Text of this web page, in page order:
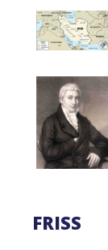
FRISS